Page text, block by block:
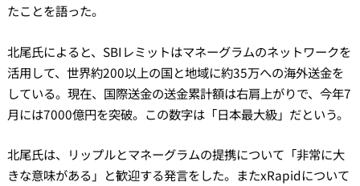
たことを語った。
北尾氏によると、SBIレミットはマネーグラムのネットワークを
活用して、世界約200以上の国と地域に約35万への海外送金を
している。現在、国際送金の送金累計額は右肩上がりで、今年7
月には7000億円を突破。この数字は「日本最大級」だという。
北尾氏は、リップルとマネーグラムの提携について「非常に大
きな意味がある」と歓迎する発言をした。 またxRapidについて